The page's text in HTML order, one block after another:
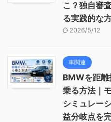
こ？独自審
る実践的な
2026/5/12
車関連
BMWを距離
乗る方法｜
シミュレー
益分岐点を